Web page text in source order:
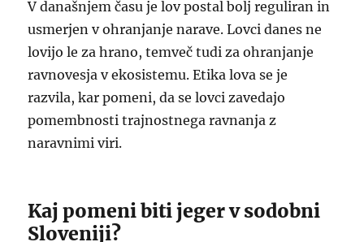
V današnjem času je lov postal bolj reguliran in
usmerjen v ohranjanje narave. Lovci danes ne
lovijo le za hrano, temveč tudi za ohranjanje
ravnovesja v ekosistemu. Etika lova se je
razvila, kar pomeni, da se lovci zavedajo
pomembnosti trajnostnega ravnanja z
naravnimi viri.
Kaj pomeni biti jeger v sodobni
Sloveniji?